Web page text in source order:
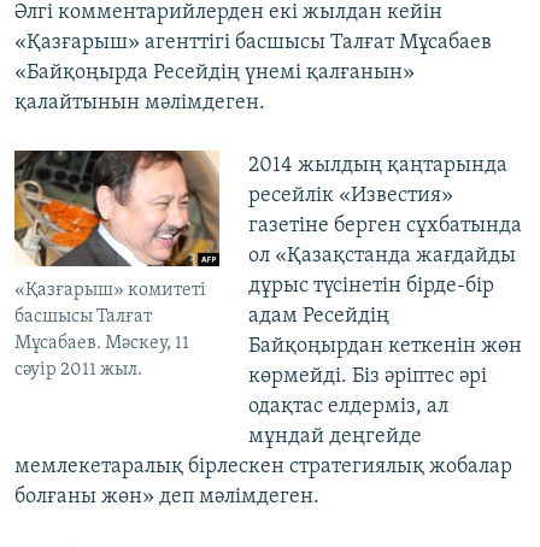
Әлгі комментарийлерден екі жылдан кейін
«Қазғарыш» агенттігі басшысы Талғат Мұсабаев
«Байқоңырда Ресейдің үнемі қалғанын»
қалайтынын мәлімдеген.
«Қазғарыш» комитеті
басшысы Талғат
Мұсабаев. Мәскеу, 11
сәуір 2011 жыл.
2014 жылдың қаңтарында
ресейлік «Известия»
газетіне берген сұхбатында
ол «Қазақстанда жағдайды
дұрыс түсінетін бірде-бір
адам Ресейдің
Байқоңырдан кеткенін жөн
көрмейді. Біз әріптес әрі
одақтас елдерміз, ал
мұндай деңгейде
мемлекетаралық бірлескен стратегиялық жобалар
болғаны жөн» деп мәлімдеген.